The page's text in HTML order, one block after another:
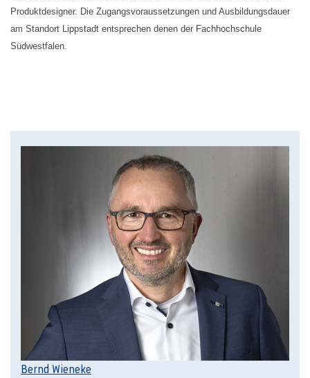
Produktdesigner. Die Zugangsvoraussetzungen und Ausbildungsdauer
am Standort Lippstadt entsprechen denen der Fachhochschule
Südwestfalen.
Bernd Wieneke